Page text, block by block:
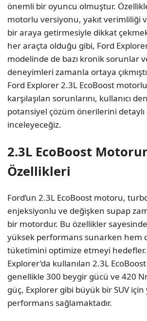
önemli bir oyuncu olmuştur.
motorlu versiyonu, yakıt verimliliği
bir araya getirmesiyle dikkat
her araçta olduğu gibi, Ford
modelinde de bazı kronik sorunlar
deneyimleri zamanla ortaya
Ford Explorer 2.3L EcoBoost
karşılaşılan sorunlarını, kullanıcı
potansiyel çözüm önerilerini detaylı
inceleyeceğiz.
2.3L EcoBoost
Özellikleri
Ford’un 2.3L EcoBoost motoru,
enjeksiyonlu ve değişken supap
bir motordur. Bu özellikler
yüksek performans sunarken hem
tüketimini optimize etmeyi
Explorer’da kullanılan 2.3L
genellikle 300 beygir gücü ve 420
güç, Explorer gibi büyük bir SUV
performans sağlamaktadır.